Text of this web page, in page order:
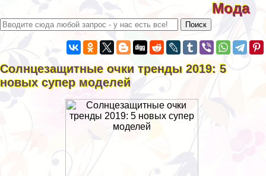
Мода
Солнцезащитные очки тренды 2019: 5
новых супер моделей